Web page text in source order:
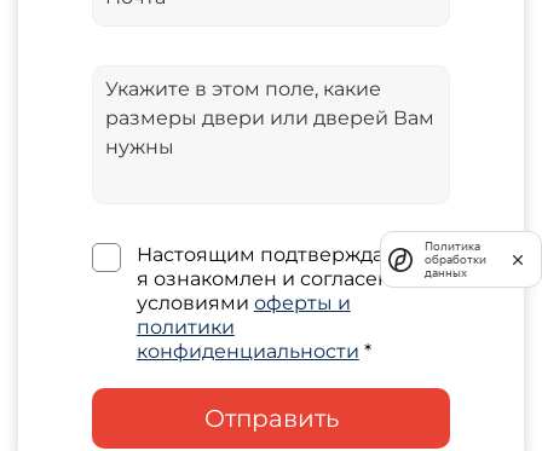
Настоящим подтверждаю, что
я ознакомлен и согласен с
условиями оферты и
политики
конфиденциальности *
Отправить
Политика
обработки
данных